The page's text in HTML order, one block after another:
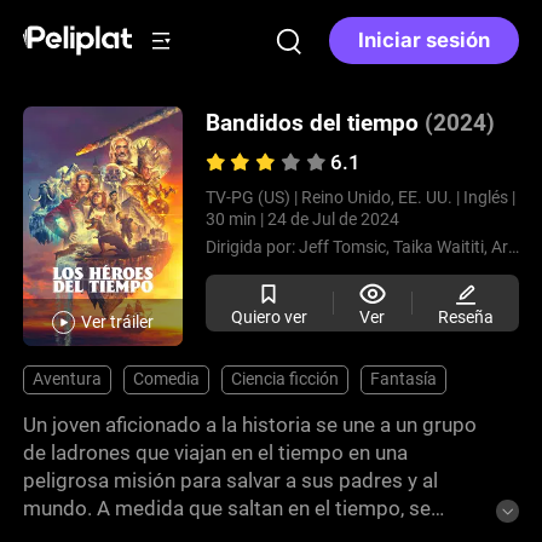
Iniciar sesión
Ver tráiler
Bandidos del tiempo (2024)
6.1
TV-PG (US) | Reino Unido, EE. UU. | Inglés |
30 min | 24 de Jul de 2024
Dirigida por:Jeff Tomsic, Taika Waititi, Armagan Ballantyne,
Quiero ver Ver Reseña
Aventura Comedia Ciencia ficción Fantasía
Un joven aficionado a la historia se une a un grupo
de ladrones que viajan en el tiempo en una
peligrosa misión para salvar a sus padres y al
mundo. A medida que saltan en el tiempo, se